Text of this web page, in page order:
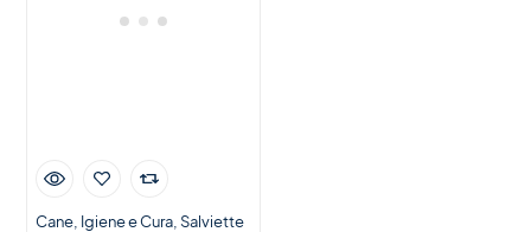
Cane Igiene e Cura Salviette